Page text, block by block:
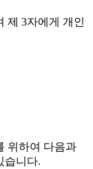
제 3자에게 개인
위하여 다음과
습니다.